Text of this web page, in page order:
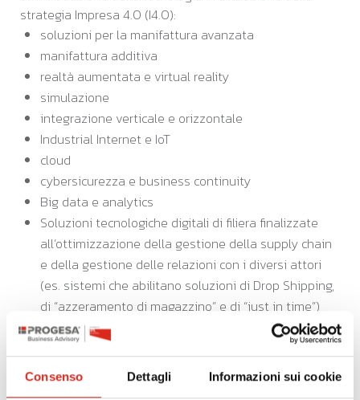
Consenso Dettagli Informazioni sui cookie
strategia Impresa 4.0 (I4.0):
soluzioni per la manifattura avanzata
manifattura additiva
realtà aumentata e virtual reality
simulazione
integrazione verticale e orizzontale
Industrial Internet e IoT
cloud
cybersicurezza e business continuity
Big data e analytics
Soluzioni tecnologiche digitali di filiera finalizzate
all’ottimizzazione della gestione della supply chain
e della gestione delle relazioni con i diversi attori
(es. sistemi che abilitano soluzioni di Drop Shipping,
di “azzeramento di magazzino” e di “just in time”)
Software, piattaforme e applicazioni digitali per la
gestione e il coordinamento della logistica con
elevate caratteristiche di integrazione delle attività
di servizio (comunicazione intra-impresa, impresa-